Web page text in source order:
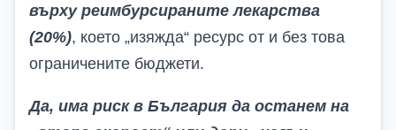
върху реимбурсираните лекарства
(20%), което „изяжда“ ресурс от и без това
ограничените бюджети.
Да, има риск в България да останем на